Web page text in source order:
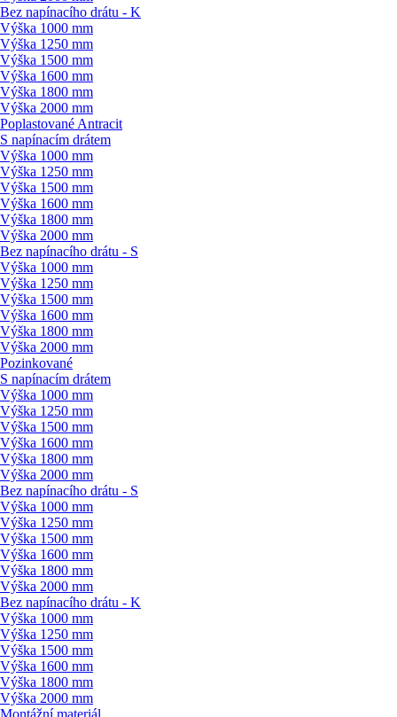
Bez napínacího drátu - K
Výška 1000 mm
Výška 1250 mm
Výška 1500 mm
Výška 1600 mm
Výška 1800 mm
Výška 2000 mm
Poplastované Antracit
S napínacím drátem
Výška 1000 mm
Výška 1250 mm
Výška 1500 mm
Výška 1600 mm
Výška 1800 mm
Výška 2000 mm
Bez napínacího drátu - S
Výška 1000 mm
Výška 1250 mm
Výška 1500 mm
Výška 1600 mm
Výška 1800 mm
Výška 2000 mm
Pozinkované
S napínacím drátem
Výška 1000 mm
Výška 1250 mm
Výška 1500 mm
Výška 1600 mm
Výška 1800 mm
Výška 2000 mm
Bez napínacího drátu - S
Výška 1000 mm
Výška 1250 mm
Výška 1500 mm
Výška 1600 mm
Výška 1800 mm
Výška 2000 mm
Bez napínacího drátu - K
Výška 1000 mm
Výška 1250 mm
Výška 1500 mm
Výška 1600 mm
Výška 1800 mm
Výška 2000 mm
Montážní materiál